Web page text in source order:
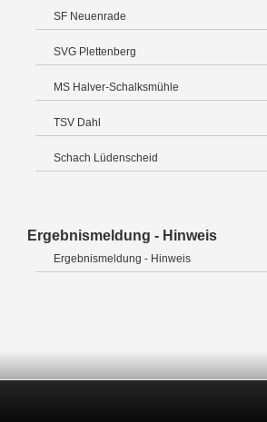
SF Neuenrade
SVG Plettenberg
MS Halver-Schalksmühle
TSV Dahl
Schach Lüdenscheid
Ergebnismeldung - Hinweis
Ergebnismeldung - Hinweis